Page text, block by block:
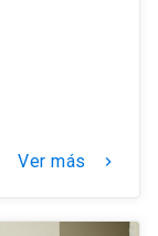
Ver más keyboard_arrow_right